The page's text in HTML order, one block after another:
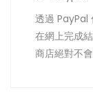
透過 PayPal
在網上完成
商店絕對不